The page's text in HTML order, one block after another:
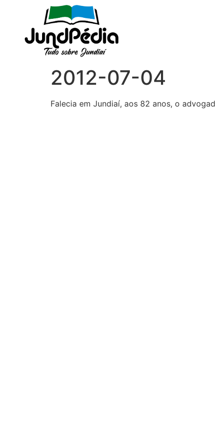
2012-07-04
Falecia em Jundiaí, aos 82 anos, o